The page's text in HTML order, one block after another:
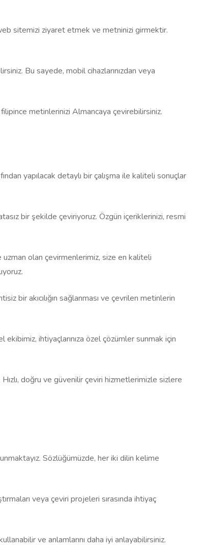
sitemizi ziyaret etmek ve metninizi girmektir.
Bu sayede, mobil cihazlarınızdan veya
metinlerinizi Almancaya çevirebilirsiniz.
yapılacak detaylı bir çalışma ile kaliteli sonuçlar
bir şekilde çeviriyoruz. Özgün içeriklerinizi, resmi
olan çevirmenlerimiz, size en kaliteli
bir akıcılığın sağlanması ve çevrilen metinlerin
ihtiyaçlarınıza özel çözümler sunmak için
doğru ve güvenilir çeviri hizmetlerimizle sizlere
Sözlüğümüzde, her iki dilin kelime
veya çeviri projeleri sırasında ihtiyaç
ve anlamlarını daha iyi anlayabilirsiniz.